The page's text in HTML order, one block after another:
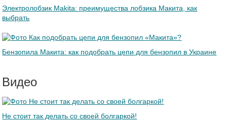
Электролобзик Makita: преимущества лобзика Макита, как
выбрать
Бензопила Макита: как подобрать цепи для бензопил в Украине
Видео
Не стоит так делать со своей болгаркой!